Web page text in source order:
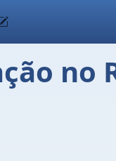
no